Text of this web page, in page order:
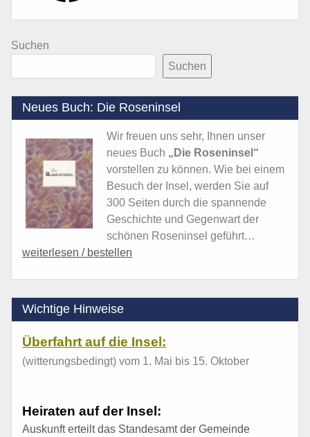
Suchen
Suchen
Neues Buch: Die Roseninsel
Wir freuen uns sehr, Ihnen unser
neues Buch „Die Roseninsel“
vorstellen zu können. Wie bei einem
Besuch der Insel, werden Sie auf
300 Seiten durch die spannende
Geschichte und Gegenwart der
schönen Roseninsel geführt…
weiterlesen / bestellen
Wichtige Hinweise
Überfahrt auf die Insel:
(witterungsbedingt) vom 1. Mai bis 15. Oktober
Heiraten auf der Insel:
Auskunft erteilt das Standesamt der Gemeinde